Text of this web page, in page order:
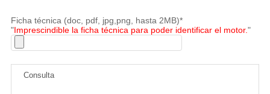
Ficha técnica (doc, pdf, jpg,png, hasta 2MB)*
"Imprescindible la ficha técnica para poder identificar el motor."